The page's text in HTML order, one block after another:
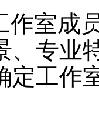
作室成
、专业
定工作